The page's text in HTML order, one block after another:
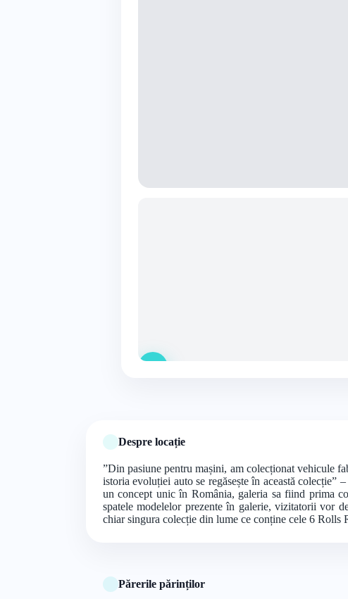
Despre locație
”Din pasiune pentru mașini, am colecționat vehicule
istoria evoluției auto se regăsește în această
un concept unic în România, galeria sa fiind prima
spatele modelelor prezente în galerie, vizitatorii vor
chiar singura colecție din lume ce conține cele 6 Rolls
Părerile părinților